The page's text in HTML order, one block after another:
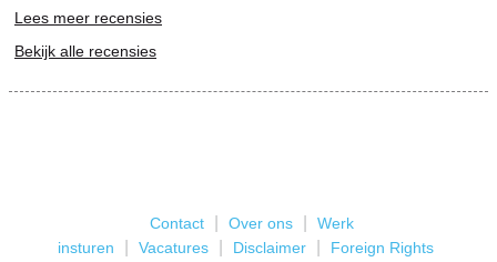
Lees meer recensies
Bekijk alle recensies
Contact Over ons
Werk
insturen
Vacatures Disclaimer Foreign Rights